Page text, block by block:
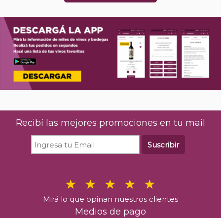
Recibí las mejores promociones en tu mail
Suscribir
Mirá lo que opinan nuestros clientes
Medios de pago